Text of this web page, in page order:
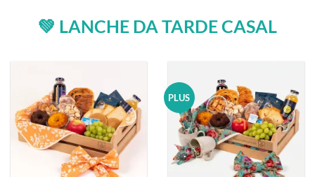
💚 LANCHE DA TARDE CASAL
PLUS